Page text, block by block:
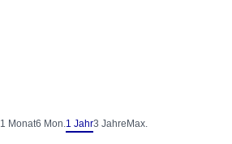
1 Monat6 Mon.1 Jahr3 Jahre Max.